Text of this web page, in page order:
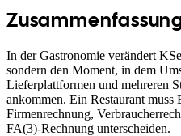
In der Gastronomie verändert
sondern den Moment, in dem
Lieferplattformen und mehreren
ankommen. Ein Restaurant
Firmenrechnung,
FA(3)-Rechnung unterscheiden.